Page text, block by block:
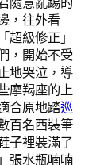
，往外看
級修正」
，開始不受
地哭泣，導
摩羯座的上
合原地踏巡
百名西裝筆
子裡裝滿了
張水瓶喃喃